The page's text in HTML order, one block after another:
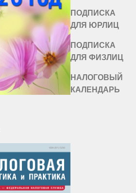
ПОДПИСКА
ДЛЯ ЮРЛИЦ
ПОДПИСКА
ДЛЯ ФИЗЛИЦ
НАЛОГОВЫЙ
КАЛЕНДАРЬ